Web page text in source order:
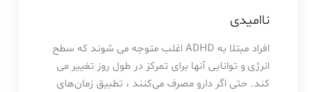
ناامیدی
افراد مبتلا به ADHD اغلب متوجه می شوند که سطح
انرژی و توانایی آنها برای تمرکز در طول روز تغییر می
کند. حتی اگر دارو مصرف می‌کنند ، تطبیق زمان‌های